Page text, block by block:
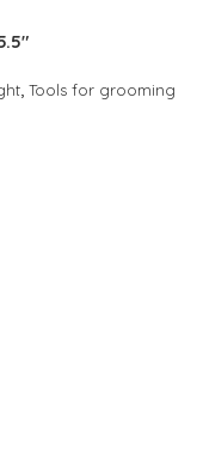
, Tools for grooming